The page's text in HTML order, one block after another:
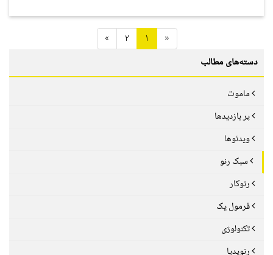
«
1
2
»
دسته‌های مطالب
ماموت
پر بازدیدها
ویدئوها
سبک رنو
رنوکار
فرمول یک
تکنولوژی